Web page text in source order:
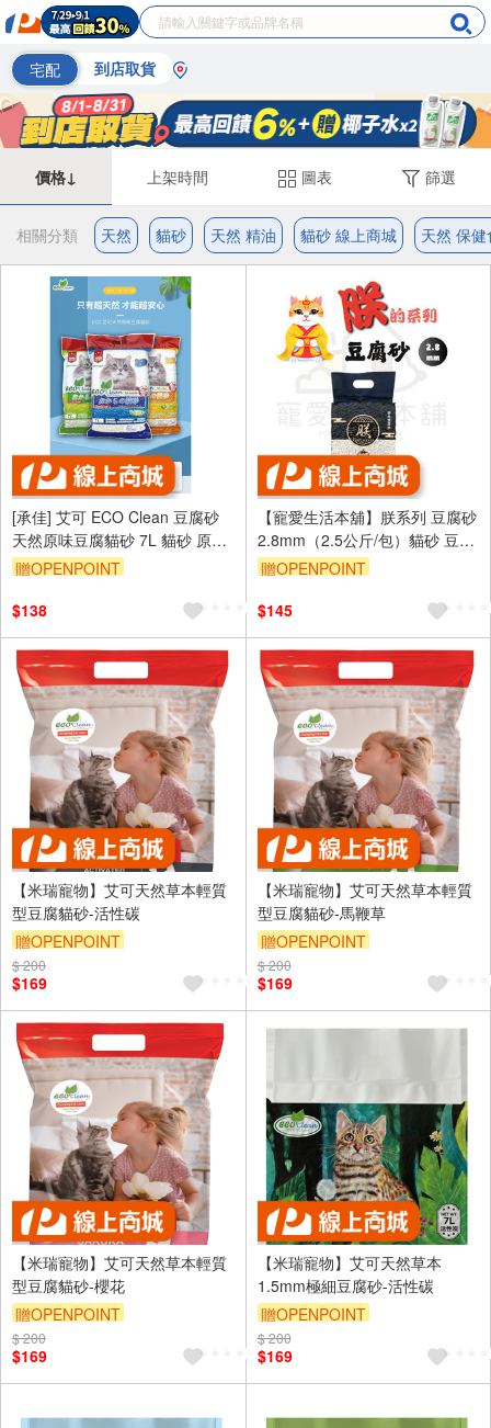
宅配 到店取貨
價格↓ 上架時間 圖表 篩選
相關分類 天然 貓砂 天然 精油 貓砂 線上商城 天然 保健
[承佳] 艾可 ECO Clean 豆腐砂
天然原味豆腐貓砂 7L 貓砂 原味/
綠茶/玉米/活性炭
贈OPENPOINT
$138
【寵愛生活本舖】朕系列 豆腐砂
2.8mm（2.5公斤/包）貓砂 豆腐
貓砂 朕貓砂
贈OPENPOINT
$145
【米瑞寵物】艾可天然草本輕質
型豆腐貓砂-活性碳
贈OPENPOINT
$ 200
$169
【米瑞寵物】艾可天然草本輕質
型豆腐貓砂-馬鞭草
贈OPENPOINT
$ 200
$169
【米瑞寵物】艾可天然草本輕質
型豆腐貓砂-櫻花
贈OPENPOINT
$ 200
$169
【米瑞寵物】艾可天然草本
1.5mm極細豆腐砂-活性碳
贈OPENPOINT
$ 200
$169